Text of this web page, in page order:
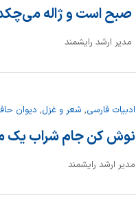
صبح است و ژاله می‌چکد
مدیر ارشد رایشمند
ادبیات فارسی, شعر و غزل, دیوان
نوش کن جام شراب یک
مدیر ارشد رایشمند